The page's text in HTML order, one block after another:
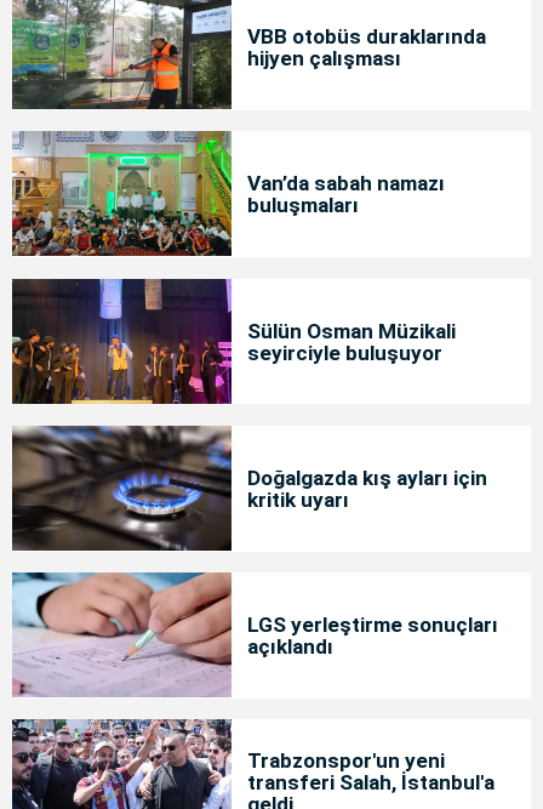
VBB otobüs duraklarında
hijyen çalışması
Van’da sabah namazı
buluşmaları
Sülün Osman Müzikali
seyirciyle buluşuyor
Doğalgazda kış ayları için
kritik uyarı
LGS yerleştirme sonuçları
açıklandı
Trabzonspor'un yeni
transferi Salah, İstanbul'a
geldi